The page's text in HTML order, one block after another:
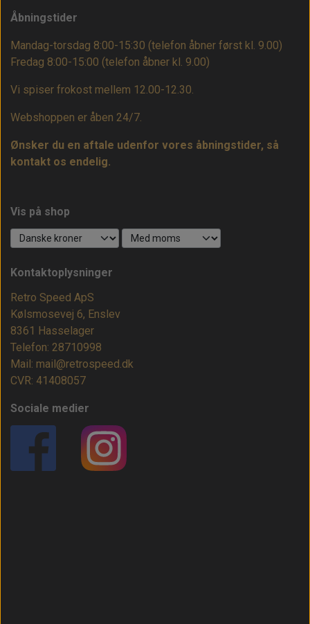
Åbningstider
Mandag-torsdag 8:00-15:30 (telefon åbner først kl. 9.00)
Fredag 8:00-15:00 (telefon åbner kl. 9.00)
Vi spiser frokost mellem 12.00-12.30.
Webshoppen er åben 24/7.
Ønsker du en aftale udenfor vores åbningstider, så
kontakt os endelig.
Vis på shop
Kontaktoplysninger
Retro Speed ApS
Kølsmosevej 6, Enslev
8361 Hasselager
Telefon: 28710998
Mail: mail@retrospeed.dk
CVR: 41408057
Sociale medier